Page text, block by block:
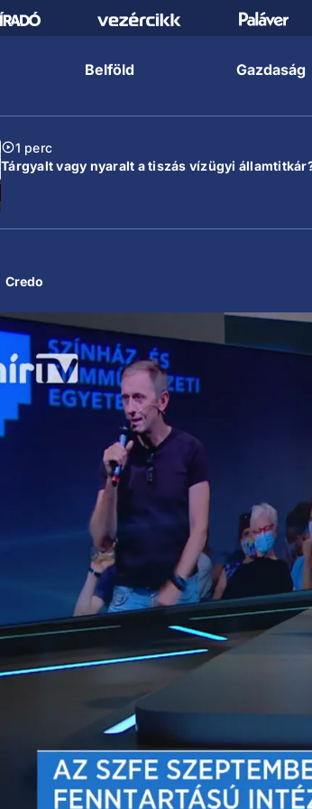
Belföld Gazdaság
1 perc
Tárgyalt vagy nyaralt a tiszás vízügyi
Credo